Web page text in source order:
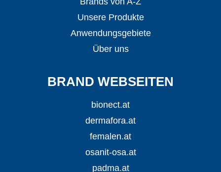
Unsere Produkte
Anwendungsgebiete
Über uns
BRAND WEBSEITEN
bionect.at
dermafora.at
femalen.at
osanit-osa.at
padma.at